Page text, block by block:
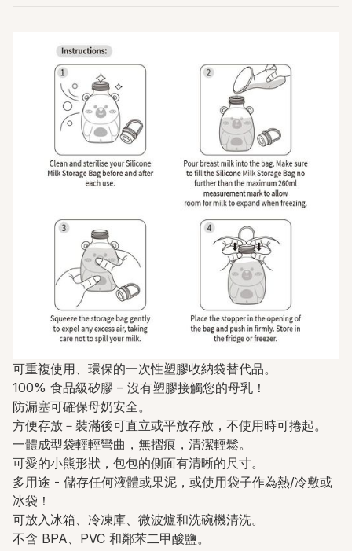
可重複使用、環保的一次性塑膠收納袋替代品。
100% 食品級矽膠 – 沒有塑膠接觸您的母乳！
防漏塞可確保母奶安全。
方便存放－裝滿後可直立或平放存放，不使用時可捲起。
一體成型袋輕輕彎曲，無摺痕，清潔輕鬆。
可愛的小熊形狀，包包的側面有清晰的尺寸。
多用途 - 儲存任何液體或果泥，或使用袋子作為熱/冷敷或
冰袋！
可放入冰箱、冷凍庫、微波爐和洗碗機清洗。
不含 BPA、PVC 和鄰苯二甲酸鹽。